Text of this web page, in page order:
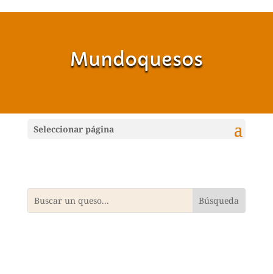
Mundoquesos
Seleccionar página